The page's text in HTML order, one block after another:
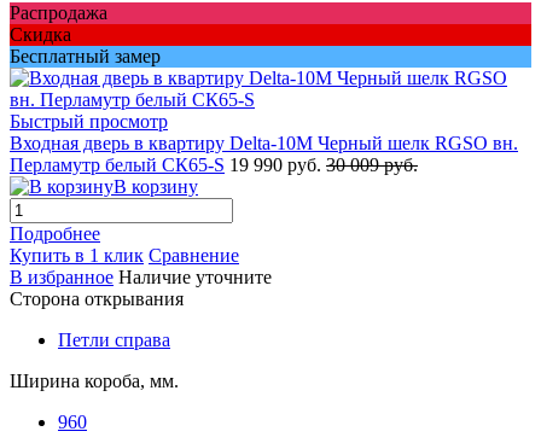
Распродажа
Скидка
Бесплатный замер
Быстрый просмотр
Входная дверь в квартиру Delta-10M Черный шелк RGSO вн.
Перламутр белый СК65-S 19 990 руб. 30 009 руб.
В корзину
Подробнее
Купить в 1 клик Сравнение
В избранное Наличие уточните
Сторона открывания
Петли справа
Ширина короба, мм.
960